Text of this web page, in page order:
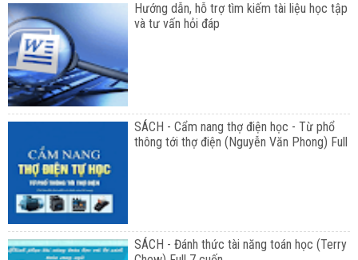
Hướng dẫn, hỗ trợ tìm kiếm tài liệu học tập
và tư vấn hỏi đáp
SÁCH - Cẩm nang thợ điện học - Từ phổ
thông tới thợ điện (Nguyễn Văn Phong) Full
SÁCH - Đánh thức tài năng toán học (Terry